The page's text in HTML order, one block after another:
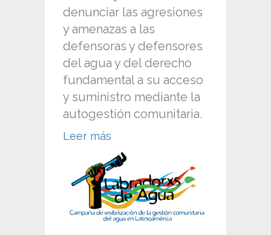
denunciar las agresiones
y amenazas a las
defensoras y defensores
del agua y del derecho
fundamental a su acceso
y suministro mediante la
autogestión comunitaria.
Leer más